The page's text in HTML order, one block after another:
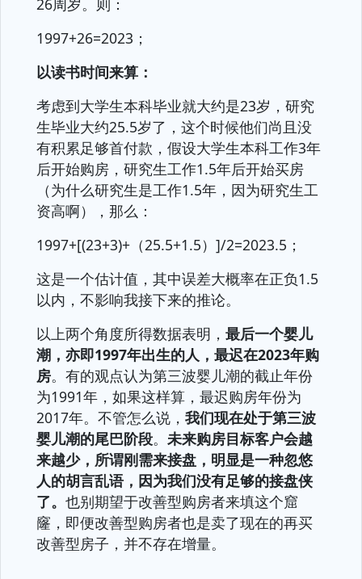
26周岁。则：
1997+26=2023；
以读书时间来算：
考虑到大学生本科毕业就大约是23岁，研究
生毕业大约25.5岁了，这个时候他们尚且没
有积累足够首付款，假设大学生本科工作3年
后开始购房，研究生工作1.5年后开始买房
（为什么研究生是工作1.5年，因为研究生工
资高啊），那么：
1997+[(23+3)+（25.5+1.5）]/2=2023.5；
这是一个估计值，其中误差大概率在正负1.5
以内，不影响我接下来的推论。
以上两个角度所得数据表明， 最后一个婴儿
潮，亦即1997年出生的人，最迟在2023年购
房。有的观点认为第三波婴儿潮的截止年份
为1991年，如果这样算，最迟购房年份为
2017年。不管怎么说， 我们现在处于第三波
婴儿潮的尾巴阶段。 未来购房目标客户会越
来越少，所谓刚需来接盘，明显是一种忽悠
人的胡言乱语，因为我们没有足够的接盘侠
了。 也别期望于改善型购房者来填这个窟
窿，即便改善型购房者也是卖了现在的再买
改善型房子，并不存在增量。